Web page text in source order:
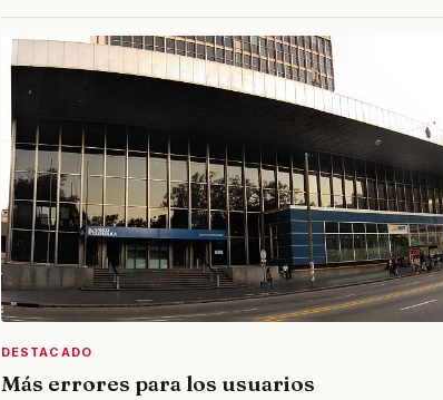
DESTACADO
Más errores para los usuarios